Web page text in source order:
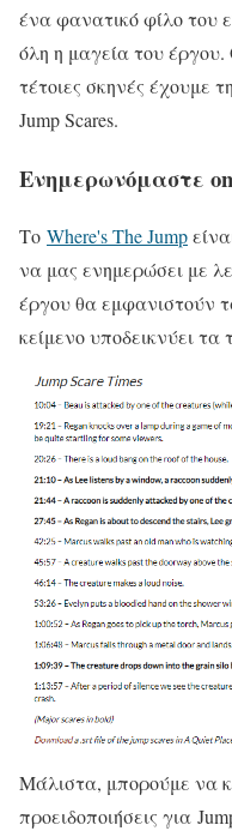
ένα φανατικό φίλο του
όλη η μαγεία του
τέτοιες σκηνές έχουμε
Jump Scares.
Ενημερωνόμαστε
Το Where's The Jump
να μας ενημερώσει με
έργου θα εμφανιστούν
κείμενο υποδεικνύει
Μάλιστα, μπορούμε να
προειδοποιήσεις για